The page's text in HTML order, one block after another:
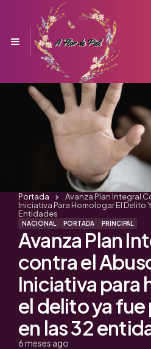
Menu
NACIONAL PORTADA PRINCIPAL
Avanza Plan
contra el
Iniciativa para
el delito ya
en las 32
6 meses ago
Portada
Avanza Plan Integral
Iniciativa Para Homologar El Delito
Entidades